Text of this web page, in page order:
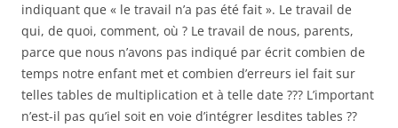
indiquant que « le travail n’a pas été fait ». Le travail de
qui, de quoi, comment, où ? Le travail de nous, parents,
parce que nous n’avons pas indiqué par écrit combien de
temps notre enfant met et combien d’erreurs iel fait sur
telles tables de multiplication et à telle date ??? L’important
n’est-il pas qu’iel soit en voie d’intégrer lesdites tables ??